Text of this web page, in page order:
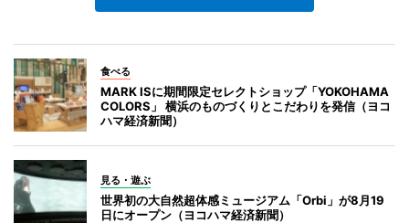
食べる
MARK ISに期間限定セレクトショップ「YOKOHAMA
COLORS」 横浜のものづくりとこだわりを発信（ヨコ
ハマ経済新聞）
見る・遊ぶ
世界初の大自然超体感ミュージアム「Orbi」が8月19
日にオープン（ヨコハマ経済新聞）